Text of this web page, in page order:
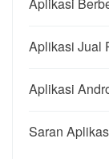
Aplikasi Jual
Aplikasi
Saran